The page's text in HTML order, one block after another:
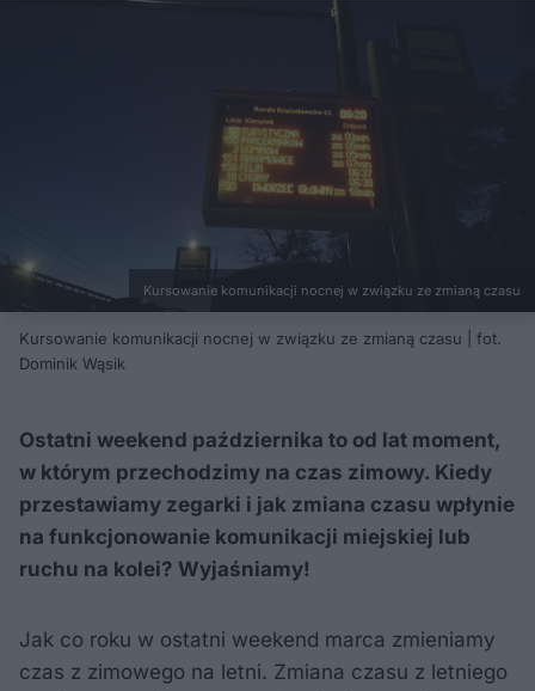
Kursowanie komunikacji nocnej w związku ze zmianą czasu
Kursowanie komunikacji nocnej w związku ze zmianą czasu | fot.
Dominik Wąsik
Ostatni weekend października to od lat moment,
w którym przechodzimy na czas zimowy. Kiedy
przestawiamy zegarki i jak zmiana czasu wpłynie
na funkcjonowanie komunikacji miejskiej lub
ruchu na kolei? Wyjaśniamy!
Jak co roku w ostatni weekend marca zmieniamy
czas z zimowego na letni. Zmiana czasu z letniego